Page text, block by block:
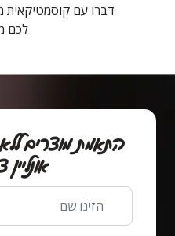
דברו עם קוסמטיקאית
לכם
התאמת מוצרים